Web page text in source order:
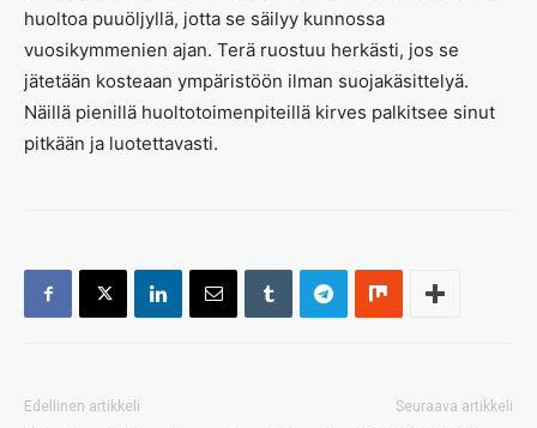
huoltoa puuöljyllä, jotta se säilyy kunnossa
vuosikymmenien ajan. Terä ruostuu herkästi, jos se
jätetään kosteaan ympäristöön ilman suojakäsittelyä.
Näillä pienillä huoltotoimenpiteillä kirves palkitsee sinut
pitkään ja luotettavasti.
Edellinen artikkeli Seuraava artikkeli